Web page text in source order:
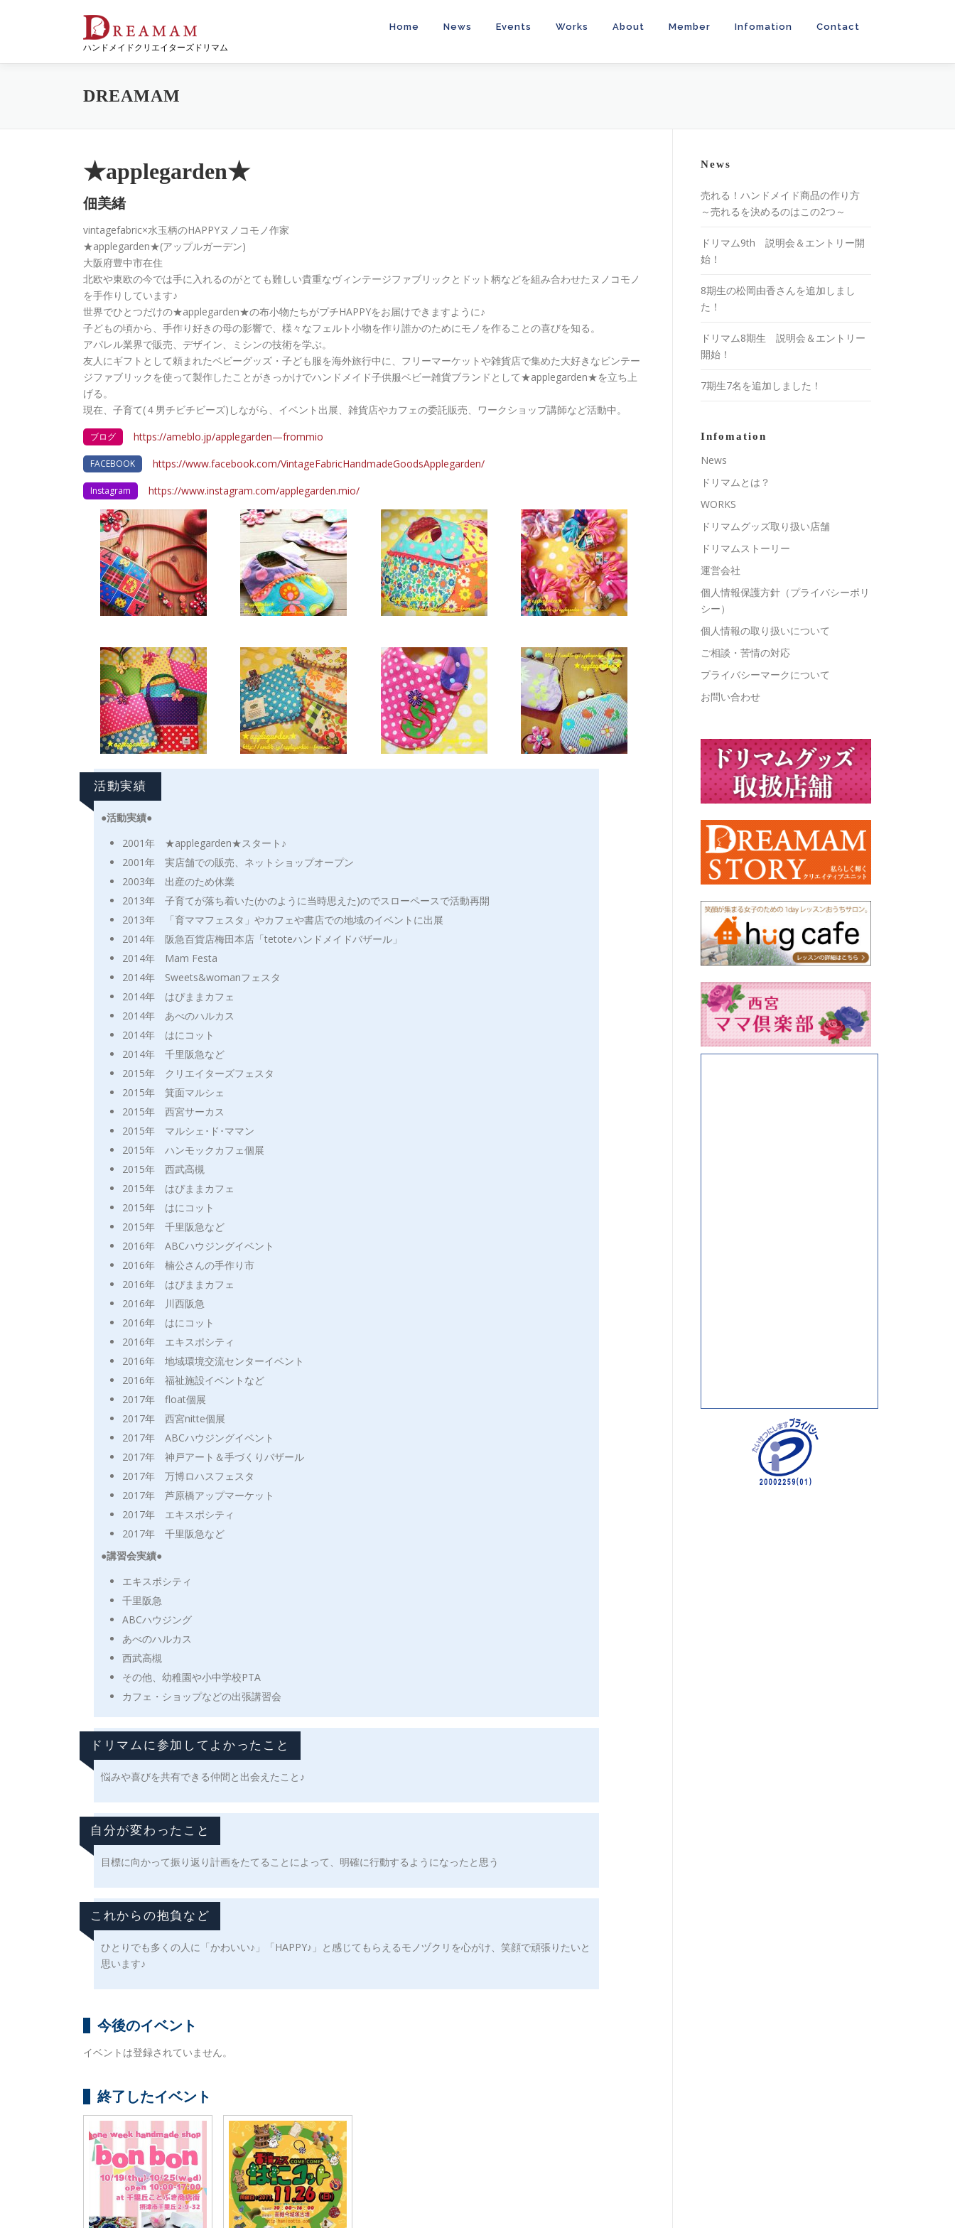
ハンドメイドクリエイターズドリマム
Home News Events Works About Member Infomation Contact
DREAMAM
★applegarden★
佃美緒
vintagefabric×水玉柄のHAPPYヌノコモノ作家
★applegarden★(アップルガーデン)
大阪府豊中市在住
北欧や東欧の今では手に入れるのがとても難しい貴重なヴィンテージファブリックとドット柄などを組み合わせたヌノコモノ
を手作りしています♪
世界でひとつだけの★applegarden★の布小物たちがプチHAPPYをお届けできますように♪
子どもの頃から、手作り好きの母の影響で、様々なフェルト小物を作り誰かのためにモノを作ることの喜びを知る。
アパレル業界で販売、デザイン、ミシンの技術を学ぶ。
友人にギフトとして頼まれたベビーグッズ・子ども服を海外旅行中に、フリーマーケットや雑貨店で集めた大好きなビンテー
ジファブリックを使って製作したことがきっかけでハンドメイド子供服ベビー雑貨ブランドとして★applegarden★を立ち上
げる。
現在、子育て(４男チビチビーズ)しながら、イベント出展、雑貨店やカフェの委託販売、ワークショップ講師など活動中。
ブログ https://ameblo.jp/applegarden—frommio
FACEBOOK https://www.facebook.com/VintageFabricHandmadeGoodsApplegarden/
Instagram https://www.instagram.com/applegarden.mio/
活動実績
●活動実績●
2001年 ★applegarden★スタート♪
2001年 実店舗での販売、ネットショップオープン
2003年 出産のため休業
2013年 子育てが落ち着いた(かのように当時思えた)のでスローペースで活動再開
2013年 「育ママフェスタ」やカフェや書店での地域のイベントに出展
2014年 阪急百貨店梅田本店「tetoteハンドメイドバザール」
2014年 Mam Festa
2014年 Sweets&womanフェスタ
2014年 はぴままカフェ
2014年 あべのハルカス
2014年 はにコット
2014年 千里阪急など
2015年 クリエイターズフェスタ
2015年 箕面マルシェ
2015年 西宮サーカス
2015年 マルシェ･ド･ママン
2015年 ハンモックカフェ個展
2015年 西武高槻
2015年 はぴままカフェ
2015年 はにコット
2015年 千里阪急など
2016年 ABCハウジングイベント
2016年 楠公さんの手作り市
2016年 はぴままカフェ
2016年 川西阪急
2016年 はにコット
2016年 エキスポシティ
2016年 地域環境交流センターイベント
2016年 福祉施設イベントなど
2017年 float個展
2017年 西宮nitte個展
2017年 ABCハウジングイベント
2017年 神戸アート＆手づくりバザール
2017年 万博ロハスフェスタ
2017年 芦原橋アップマーケット
2017年 エキスポシティ
2017年 千里阪急など
●講習会実績●
エキスポシティ
千里阪急
ABCハウジング
あべのハルカス
西武高槻
その他、幼稚園や小中学校PTA
カフェ・ショップなどの出張講習会
ドリマムに参加してよかったこと
悩みや喜びを共有できる仲間と出会えたこと♪
自分が変わったこと
目標に向かって振り返り計画をたてることによって、明確に行動するようになったと思う
これからの抱負など
ひとりでも多くの人に「かわいい♪」「HAPPY♪」と感じてもらえるモノヅクリを心がけ、笑顔で頑張りたいと
思います♪
今後のイベント
イベントは登録されていません。
終了したイベント
News
売れる！ハンドメイド商品の作り方
～売れるを決めるのはこの2つ～
ドリマム9th 説明会＆エントリー開
始！
8期生の松岡由香さんを追加しまし
た！
ドリマム8期生 説明会＆エントリー
開始！
7期生7名を追加しました！
Infomation
News
ドリマムとは？
WORKS
ドリマムグッズ取り扱い店舗
ドリマムストーリー
運営会社
個人情報保護方針（プライバシーポリ
シー）
個人情報の取り扱いについて
ご相談・苦情の対応
プライバシーマークについて
お問い合わせ